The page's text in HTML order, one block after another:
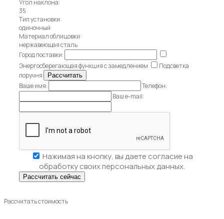
Угол наклона:
35
Тип установки:
одиночный
Материал облицовки:
нержавеющая сталь
Город поставки:
Энергосберегающая функция с замедлением
Подсветка
поручня
Ваше имя:
Телефон:
Ваш e-mail:
Нажимая на кнопку, вы даете согласие на
обработку своих персональных данных.
Рассчитать стоимость